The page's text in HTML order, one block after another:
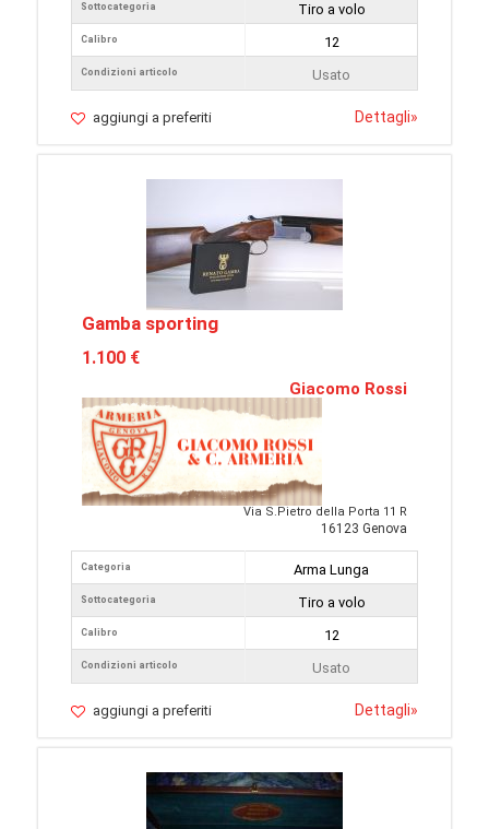
Sottocategoria
Calibro
Condizioni articolo
Tiro a volo
12
Usato
aggiungi a preferiti Dettagli»
Gamba sporting
1.100 €
Giacomo Rossi
Via S.Pietro della Porta 11 R
16123 Genova
Categoria
Sottocategoria
Calibro
Condizioni articolo
Arma Lunga
Tiro a volo
12
Usato
aggiungi a preferiti Dettagli»